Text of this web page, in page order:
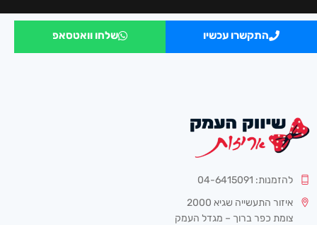
התקשרו עכשיו שלחו וואטסאפ
להזמנות: 04-6415091
איזור התעשייה שגיא 2000
צומת כפר ברוך – מגדל העמק